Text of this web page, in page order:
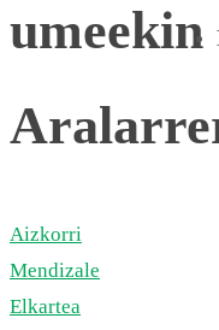
umeekin
Aizkorri
Mendizale
Elkartea